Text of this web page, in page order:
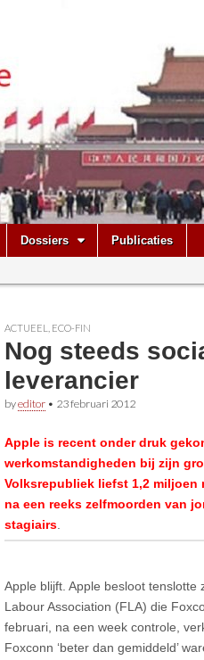
Dossiers Publicaties
ACTUEEL ECO-FIN
Nog steeds
leverancier
byeditor • 23 februari 2012
Apple is recent onder druk
werkomstandigheden bij zijn
Volksrepubliek liefst 1,2 miljoen
na een reeks zelfmoorden van
stagiairs
Apple blijft. Apple besloot
Labour Association (FLA) die
februari, na een week controle,
Foxconn ‘beter dan gemiddeld’